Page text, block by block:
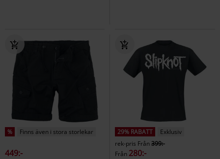
% Finns även i stora storlekar
449:-
29% RABATT
Exklusiv
rek-pris Från399:-
Från 280:-